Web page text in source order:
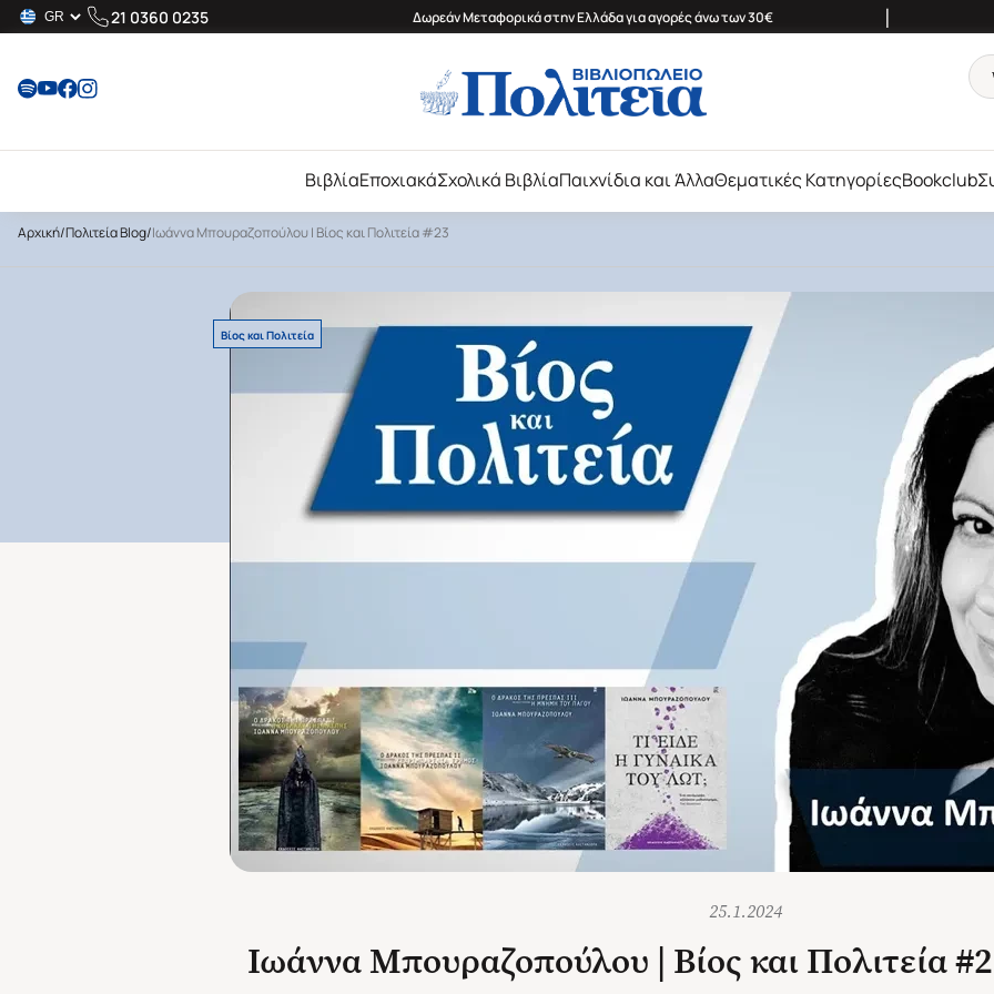
21 0360 0235 Δωρεάν Μεταφορικά στην Ελλάδα για αγορές άνω των 30€ |
ΒιβλίαΕποχιακάΣχολικά ΒιβλίαΠαιχνίδια και ΆλλαΘεματικές ΚατηγορίεςBookclub
Αρχική/Πολιτεία Blog/Ιωάννα Μπουραζοπούλου | Βίος και Πολιτεία #23
Βίος και Πολιτεία
25.1.2024
Ιωάννα Μπουραζοπούλου | Βίος και Πολιτεία